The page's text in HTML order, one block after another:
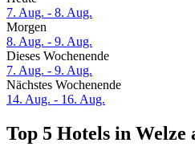
7. Aug. - 8. Aug.
Morgen
8. Aug. - 9. Aug.
Dieses Wochenende
7. Aug. - 9. Aug.
Nächstes Wochenende
14. Aug. - 16. Aug.
Top 5 Hotels in Welze